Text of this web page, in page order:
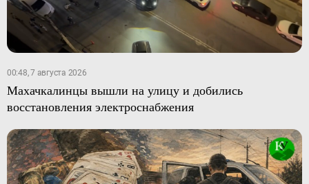
00:48, 7 августа 2026
Махачкалинцы вышли на улицу и добились
восстановления электроснабжения